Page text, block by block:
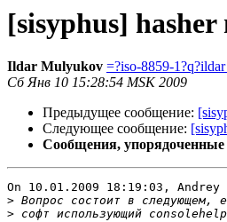
[sisyphus] hasher
Ildar Mulyukov =?iso-8859-
Сб Янв 10 15:28:54 MSK 2009
Предыдущее сообщение:
Следующее сообщение:
Сообщения, упорядоченные
On 10.01.2009 18:19:03,
>
>